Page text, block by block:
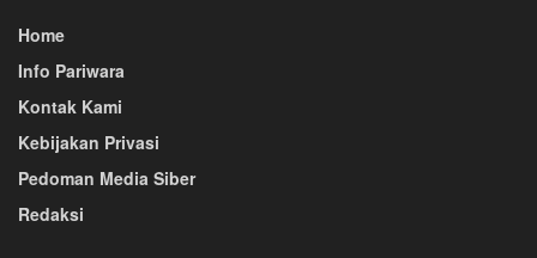
Home
Info Pariwara
Kontak Kami
Kebijakan Privasi
Pedoman Media Siber
Redaksi